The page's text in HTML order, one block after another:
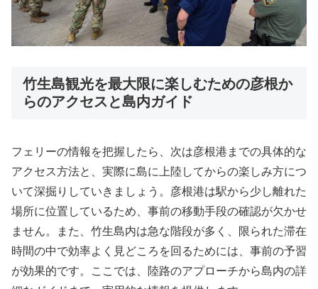
竹生島観光を最大限に楽しむための彦根か
らのアクセスと島内ガイド
フェリーの情報を把握したら、次は彦根港までの具体的な
アクセス方法と、実際に島に上陸してからの楽しみ方につ
いて深掘りしていきましょう。彦根港は駅から少し離れた
場所に位置しているため、事前の移動手段の確認が欠かせ
ません。また、竹生島内は急な階段が多く、限られた滞在
時間の中で効率よく見どころを回るためには、事前の予習
が効果的です。ここでは、陸路のアプローチから島内の詳